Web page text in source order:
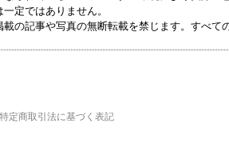
定ではありません。
の記事や写真の無断転載を禁じます。すべ
特定商取引法に基づく表記